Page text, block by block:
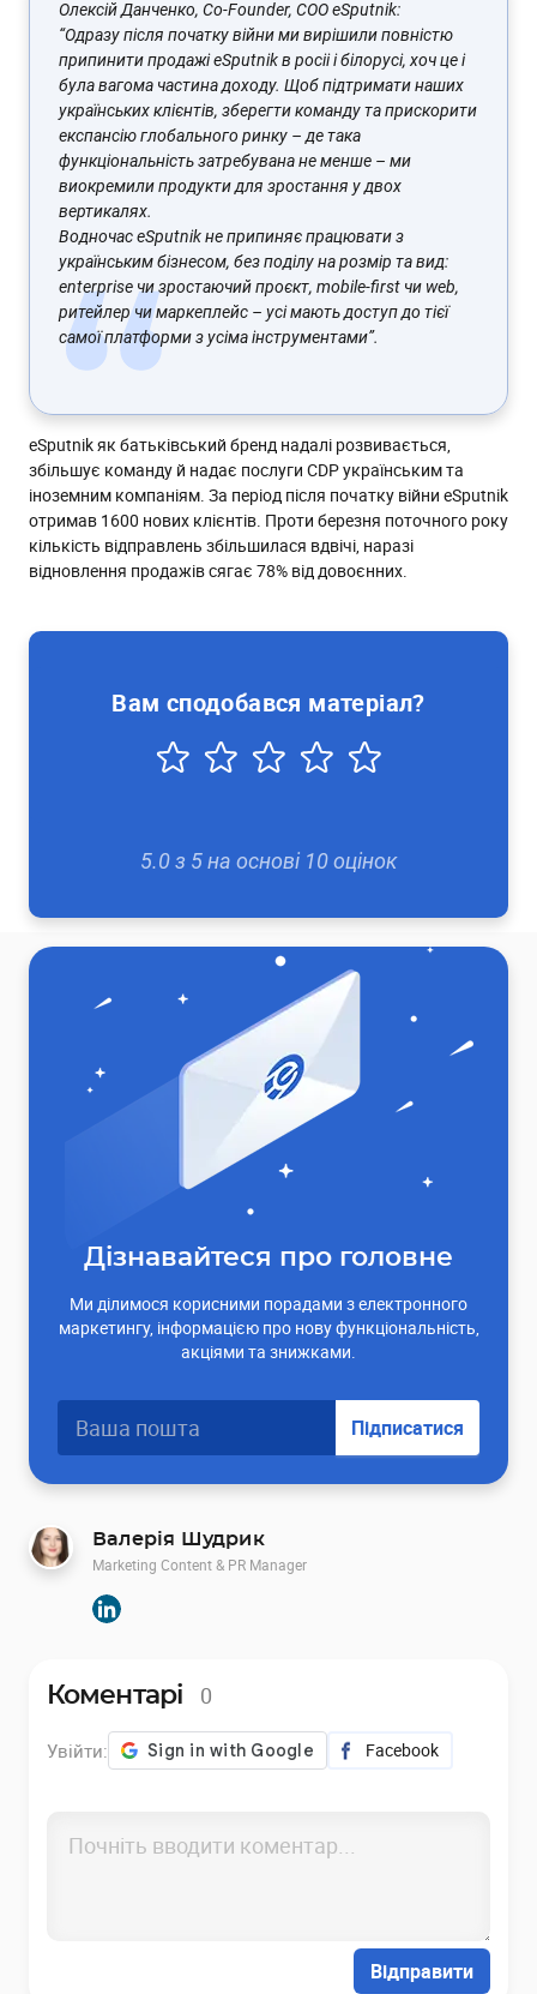
Олексій Данченко, Co-Founder, COO eSputnik:
“Одразу після початку війни ми вирішили повністю
припинити продажі eSputnik в росіі і білорусі, хоч це і
була вагома частина доходу. Щоб підтримати наших
українських клієнтів, зберегти команду та прискорити
експансію глобального ринку – де така
функціональність затребувана не менше – ми
виокремили продукти для зростання у двох
вертикалях.
Водночас eSputnik не припиняє працювати з
українським бізнесом, без поділу на розмір та вид:
enterprise чи зростаючий проєкт, mobile-first чи web,
ритейлер чи маркеплейс – усі мають доступ до тієї
самої платформи з усіма інструментами”.
eSputnik як батьківський бренд надалі розвивається,
збільшує команду й надає послуги CDP українським та
іноземним компаніям. За період після початку війни eSputnik
отримав 1600 нових клієнтів. Проти березня поточного року
кількість відправлень збільшилася вдвічі, наразі
відновлення продажів сягає 78% від довоєнних.
Вам сподобався матеріал?
5.0з 5на основі 10оцінок
Дізнавайтеся про головне
Ми ділимося корисними порадами з електронного
маркетингу, інформацією про нову функціональність,
акціями та знижками.
Підписатися
Валерія Шудрик
Marketing Content & PR Manager
Коментарі 0
Увійти: Facebook
Відправити